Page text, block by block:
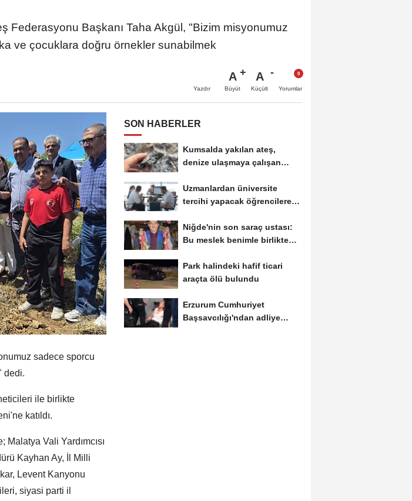
Federasyonu Başkanı Taha Akgül, "Bizim misyonumuz
ve çocuklara doğru örnekler sunabilmek
Yazdır
A
Büyüt
A
Küçült Yorumlar
sadece sporcu
dedi.
ile birlikte
katıldı.
Vali Yardımcısı
Kayhan Ay, İl Milli
Levent Kanyonu
siyasi parti il
SON HABERLER
Kumsalda yakılan ateş,
denize ulaşmaya çalışan
Uzmanlardan üniversite
tercihi yapacak öğrencilere
Niğde'nin son saraç ustası:
Bu meslek benimle birlikte
Park halindeki hafif ticari
araçta ölü bulundu
Erzurum Cumhuriyet
Başsavcılığı'ndan adliye